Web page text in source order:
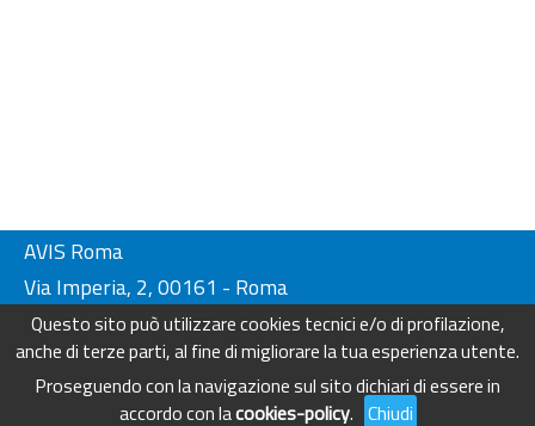
Questo sito può utilizzare cookies tecnici e/o di profilazione,
anche di terze parti, al fine di migliorare la tua esperienza utente.
Proseguendo con la navigazione sul sito dichiari di essere in
accordo con lacookies-policy. Chiudi
AVIS Roma
Via Imperia, 2, 00161 - Roma
Tel. 06-44230134/ 4404249
Fax. 06-44230136
info@avisroma.it - www.avisroma.it